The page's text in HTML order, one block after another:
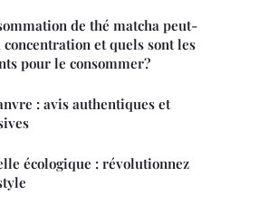
de thé matcha peut-
et quels sont les
pour le consommer?
: avis authentiques et
écologique : révolutionnez